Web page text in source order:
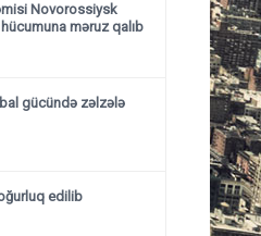
Novorossiysk
hücumuna məruz qalıb
gücündə zəlzələ
edilib